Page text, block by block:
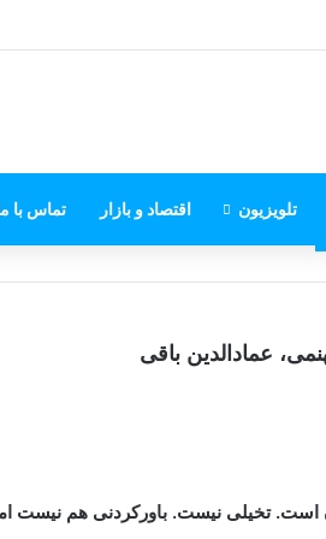
تلویزیون اقتصاد و بازار تماس با
عمادالدین باقی
است. تخیلی نیست. باورکردنی هم نیست